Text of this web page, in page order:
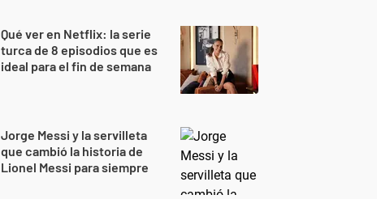
Qué ver en Netflix: la serie
turca de 8 episodios que es
ideal para el fin de semana
Jorge Messi y la servilleta
que cambió la historia de
Lionel Messi para siempre